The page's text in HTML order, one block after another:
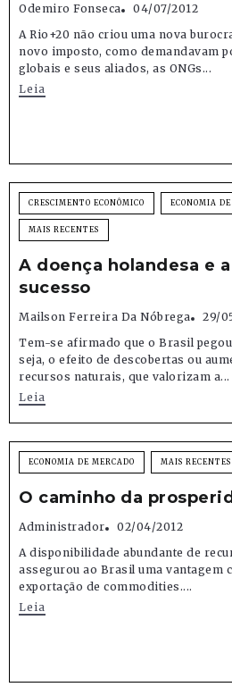
Odemiro Fonseca
04/07/2012
A Rio+20 não criou uma nova
novo imposto, como demandavam
globais e seus aliados, as ONGs...
Leia
CRESCIMENTO ECONÔMICO ECONOMIA
MAIS RECENTES
A doença holandesa e
sucesso
Mailson Ferreira Da Nóbrega
29/
Tem-se afirmado que o Brasil
seja, o efeito de descobertas ou
recursos naturais, que valorizam a...
Leia
ECONOMIA DE MERCADO MAIS RECENTES
O caminho da
Administrador
02/04/2012
A disponibilidade abundante de
assegurou ao Brasil uma vantagem
exportação de commodities....
Leia